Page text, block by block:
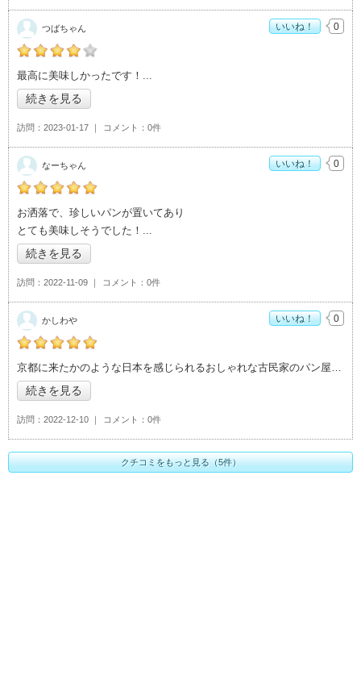
の「蔵日和」おすすめ度：
最高に美味しかったです！
続きを見る
訪問 2023-01-17 コメント 0件
つばちゃん いいね！ 0
の「蔵日和」おすすめ度：5
お洒落で、珍しいパンが置いてあり
とても美味しそうでした！
続きを見る
訪問 2022-11-09 コメント 0件
なーちゃん いいね！ 0
の「蔵日和」おすすめ度： 5
続きを見る
訪問 2022-12-10 コメント 0件
かしわや いいね！ 0
クチコミをもっと見る（5件）